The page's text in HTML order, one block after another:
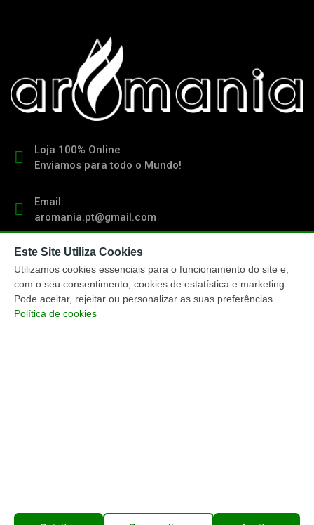
Loja 100% Online
Enviamos para todo o Mundo!
Email:
aromania.pt@gmail.com
Contacto:
(+351) 919 103 011
chamada para rede móvel nacional
Este Site Utiliza Cookies
Utilizamos cookies essenciais para o funcionamento do site e,
com o seu consentimento, cookies de estatística e marketing.
Pode aceitar, rejeitar ou personalizar as suas preferências.
Política de cookies